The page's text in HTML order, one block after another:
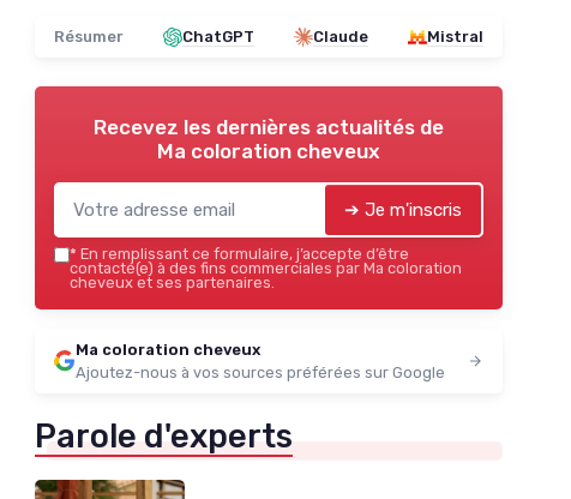
Résumer ChatGPT Claude Mistral
Recevez les dernières actualités de
Ma coloration cheveux
➔ Je m'inscris
* En remplissant ce formulaire, j’accepte d’être
contacté(e) à des fins commerciales par Ma coloration
cheveux et ses partenaires.
Ma coloration cheveux
Ajoutez-nous à vos sources préférées sur Google
Parole d'experts